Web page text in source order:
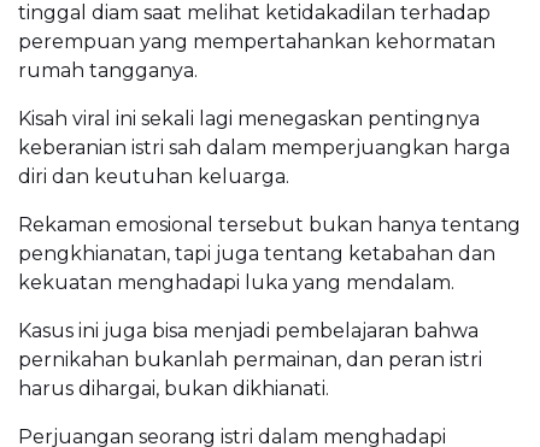
tinggal diam saat melihat ketidakadilan terhadap
perempuan yang mempertahankan kehormatan
rumah tangganya.
Kisah viral ini sekali lagi menegaskan pentingnya
keberanian istri sah dalam memperjuangkan harga
diri dan keutuhan keluarga.
Rekaman emosional tersebut bukan hanya tentang
pengkhianatan, tapi juga tentang ketabahan dan
kekuatan menghadapi luka yang mendalam.
Kasus ini juga bisa menjadi pembelajaran bahwa
pernikahan bukanlah permainan, dan peran istri
harus dihargai, bukan dikhianati.
Perjuangan seorang istri dalam menghadapi